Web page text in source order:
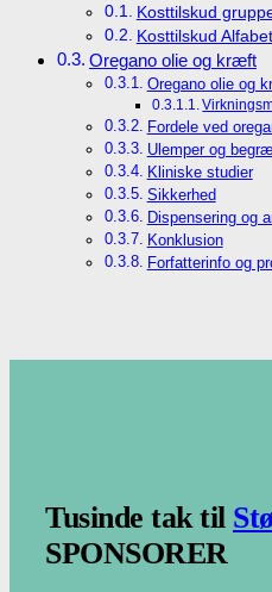
Kosttilskud
Kosttilskud
Oregano olie og kræft
Oregano olie og
Fordele ved
Ulemper og
Kliniske studier
Sikkerhed
Dispensering og
Konklusion
Forfatterinfo og
Tusinde tak til
SPONSORER